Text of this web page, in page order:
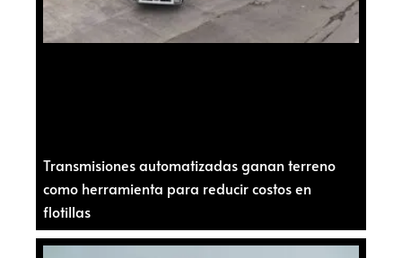
Transmisiones automatizadas ganan terreno
como herramienta para reducir costos en
flotillas